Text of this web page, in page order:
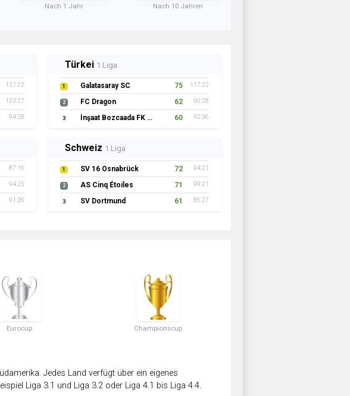
Nach 1 Jahr Nach 10 Jahren
127:22
123:27
94:28
Türkei 1.Liga
1 Galatasaray SC 75 117:22
2 FC Dragon 62 90:28
3 İnşaat Bozcaada FK 1957 60 92:36
87:16
94:25
91:26
Schweiz 1.Liga
1 SV 16 Osnabrück 72 94:21
2 AS Cinq Étoiles 71 99:21
3 SV Dortmund 61 85:27
Eurocup Championscup
Jedes Land verfügt über ein eigenes
Liga 3.1 und Liga 3.2 oder Liga 4.1 bis Liga 4.4.